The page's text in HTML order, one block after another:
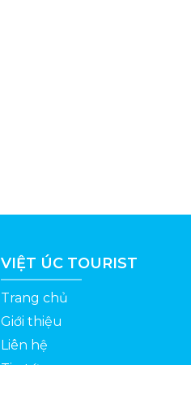
VIỆT ÚC TOURIST
Trang chủ
Giới thiệu
Liên hệ
Tin tức